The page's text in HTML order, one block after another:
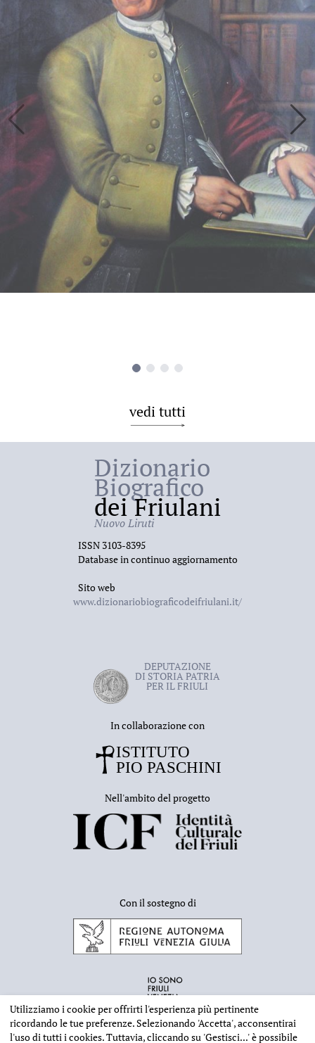
Friulani
vedi tutti
Dizionario
Biografico
dei Friulani
Nuovo Liruti
ISSN 3103-8395
Database in continuo aggiornamento
Sito web
www.dizionariobiograficodeifriulani.it/
DEPUTAZIONE
DI STORIA PATRIA
PER IL FRIULI
In collaborazione con
Nell'ambito del progetto
Con il sostegno di
Utilizziamo i cookie per offrirti l'esperienza più pertinente
ricordando le tue preferenze. Selezionando 'Accetta', acconsentirai
l'uso di tutti i cookies. Tuttavia, cliccando su 'Gestisci...'è possibile